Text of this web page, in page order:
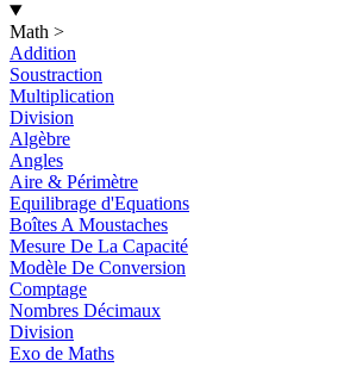
Math >
Addition
Soustraction
Multiplication
Division
Algèbre
Angles
Aire & Périmètre
Equilibrage d'Equations
Boîtes A Moustaches
Mesure De La Capacité
Modèle De Conversion
Comptage
Nombres Décimaux
Division
Exo de Maths